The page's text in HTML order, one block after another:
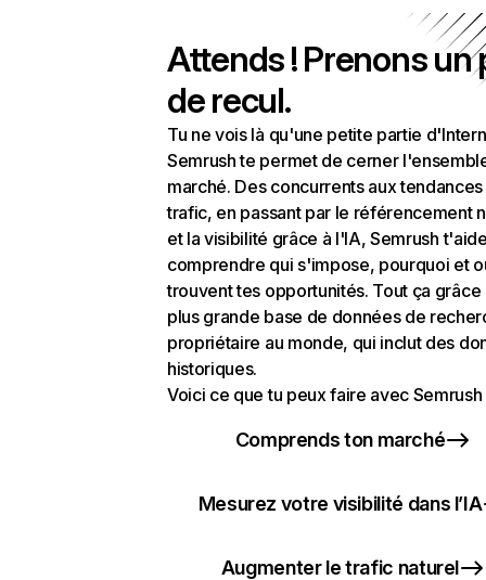
Attends ! Prenons un
de recul.
Tu ne vois là qu'une petite partie
Semrush te permet de cerner
marché. Des concurrents aux
trafic, en passant par le référencement
et la visibilité grâce à l'IA, Semrush
comprendre qui s'impose, pourquoi et
trouvent tes opportunités. Tout ça grâce
plus grande base de données de
propriétaire au monde, qui inclut des
historiques.
Voici ce que tu peux faire avec Semrush
Comprends ton marché
Mesurez votre visibilité dans l’IA
Augmenter le trafic naturel